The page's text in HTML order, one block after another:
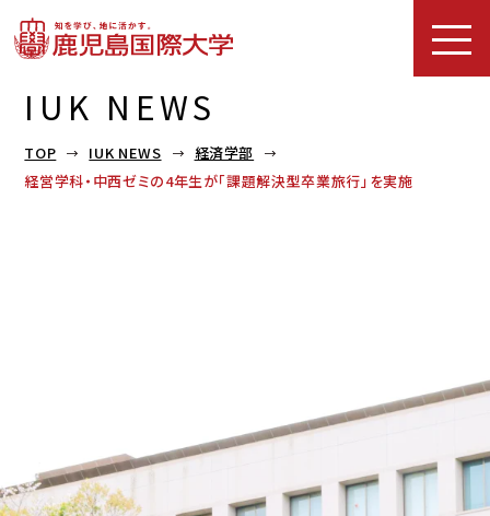
IUK NEWS
TOP IUK NEWS
経済学部
経営学科・中西ゼミの4年生が「課題解決型卒業旅行」を実施